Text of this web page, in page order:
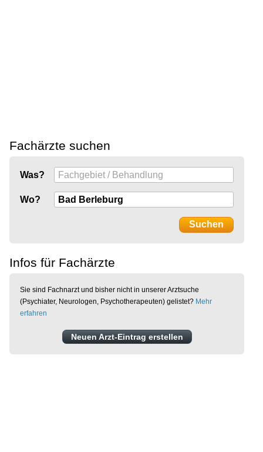
Fachärzte suchen
Was?
Wo?
Infos für Fachärzte
Sie sind Fachnarzt und bisher nicht in unserer Arztsuche
(Psychiater, Neurologen, Psychotherapeuten) gelistet? Mehr
erfahren
Neuen Arzt-Eintrag erstellen